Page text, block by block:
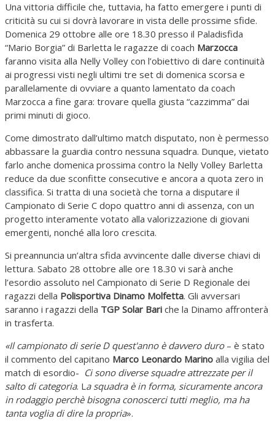
Una vittoria difficile che, tuttavia, ha fatto emergere i punti di
criticità su cui si dovrà lavorare in vista delle prossime sfide.
Domenica 29 ottobre alle ore 18.30 presso il Paladisfida
“Mario Borgia” di Barletta le ragazze di coach Marzocca
faranno visita alla Nelly Volley con l’obiettivo di dare continuità
ai progressi visti negli ultimi tre set di domenica scorsa e
parallelamente di ovviare a quanto lamentato da coach
Marzocca a fine gara: trovare quella giusta “cazzimma” dai
primi minuti di gioco.
Come dimostrato dall’ultimo match disputato, non è permesso
abbassare la guardia contro nessuna squadra. Dunque, vietato
farlo anche domenica prossima contro la Nelly Volley Barletta
reduce da due sconfitte consecutive e ancora a quota zero in
classifica. Si tratta di una società che torna a disputare il
Campionato di Serie C dopo quattro anni di assenza, con un
progetto interamente votato alla valorizzazione di giovani
emergenti, nonché alla loro crescita.
Si preannuncia un’altra sfida avvincente dalle diverse chiavi di
lettura. Sabato 28 ottobre alle ore 18.30 vi sarà anche
l’esordio assoluto nel Campionato di Serie D Regionale dei
ragazzi della Polisportiva Dinamo Molfetta. Gli avversari
saranno i ragazzi della TGP Solar Bari che la Dinamo affronterà
in trasferta.
«Il campionato di serie D quest'anno è davvero duro– è stato
il commento del capitano Marco Leonardo Marino alla vigilia del
match di esordio- Ci sono diverse squadre attrezzate per il
salto di categoria. La squadra è in forma, sicuramente ancora
in rodaggio perchè bisogna conoscerci tutti meglio, ma ha
tanta voglia di dire la propria».